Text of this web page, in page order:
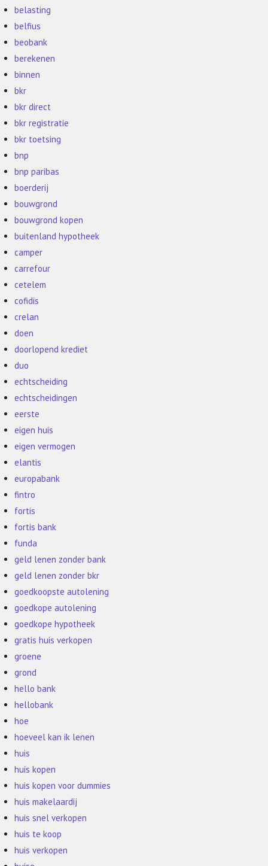
belasting
belfius
beobank
berekenen
binnen
bkr
bkr direct
bkr registratie
bkr toetsing
bnp
bnp paribas
boerderij
bouwgrond
bouwgrond kopen
buitenland hypotheek
camper
carrefour
cetelem
cofidis
crelan
doen
doorlopend krediet
duo
echtscheiding
echtscheidingen
eerste
eigen huis
eigen vermogen
elantis
europabank
fintro
fortis
fortis bank
funda
geld lenen zonder bank
geld lenen zonder bkr
goedkoopste autolening
goedkope autolening
goedkope hypotheek
gratis huis verkopen
groene
grond
hello bank
hellobank
hoe
hoeveel kan ik lenen
huis
huis kopen
huis kopen voor dummies
huis makelaardij
huis snel verkopen
huis te koop
huis verkopen